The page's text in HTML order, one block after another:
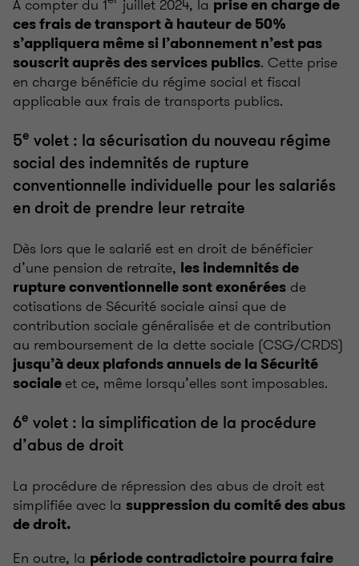
A compter du 1 juillet 2024, la prise en charge de
ces frais de transport à hauteur de 50%
s’appliquera même si l’abonnement n’est pas
souscrit auprès des services publics. Cette prise
en charge bénéficie du régime social et fiscal
applicable aux frais de transports publics.
5e volet : la sécurisation du nouveau régime
social des indemnités de rupture
conventionnelle individuelle pour les salariés
en droit de prendre leur retraite
Dès lors que le salarié est en droit de bénéficier
d’une pension de retraite, les indemnités de
rupture conventionnelle sont exonérées de
cotisations de Sécurité sociale ainsi que de
contribution sociale généralisée et de contribution
au remboursement de la dette sociale (CSG/CRDS)
jusqu’à deux plafonds annuels de la Sécurité
sociale et ce, même lorsqu’elles sont imposables.
6e volet : la simplification de la procédure
d’abus de droit
La procédure de répression des abus de droit est
simplifiée avec la suppression du comité des abus
de droit.
En outre, la période contradictoire pourra faire